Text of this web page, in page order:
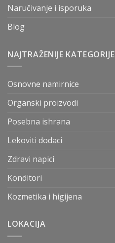
Naručivanje i isporuka
Blog
NAJTRAŽENIJE KATEGORIJE
Osnovne namirnice
Organski proizvodi
Posebna ishrana
Lekoviti dodaci
Zdravi napici
Konditori
Kozmetika i higijena
LOKACIJA